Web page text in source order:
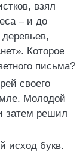
взял
– и до
Которое
письма?
своего
Молодой
затем решил
исход букв.